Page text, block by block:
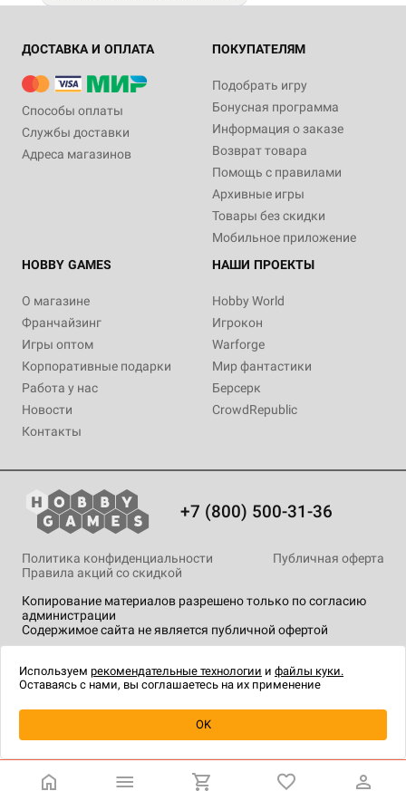
Уведомить о наличии
ДОСТАВКА И ОПЛАТА
Способы оплаты
Службы доставки
Адреса магазинов
ПОКУПАТЕЛЯМ
Подобрать игру
Бонусная программа
Информация о заказе
Возврат товара
Помощь с правилами
Архивные игры
Товары без скидки
Мобильное приложение
HOBBY GAMES
О магазине
Франчайзинг
Игры оптом
Корпоративные подарки
Работа у нас
Новости
Контакты
НАШИ ПРОЕКТЫ
Hobby World
Игрокон
Warforge
Мир фантастики
Берсерк
CrowdRepublic
+7 (800) 500-31-36
Копирование материалов разрешено только по согласию
администрации
Содержимое сайта не является публичной офертой
Политика конфиденциальности
Публичная оферта
Правила акций со скидкой
технологии.
Используем рекомендательные технологии и файлы куки.
Оставаясь с нами, вы соглашаетесь на их применение
OK